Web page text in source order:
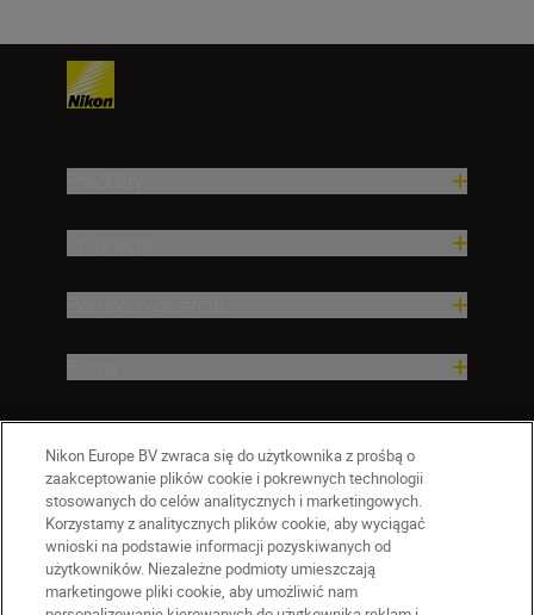
Nikon Europe BV zwraca się do użytkownika z prośbą o
zaakceptowanie plików cookie i pokrewnych technologii
stosowanych do celów analitycznych i marketingowych.
Korzystamy z analitycznych plików cookie, aby wyciągać
wnioski na podstawie informacji pozyskiwanych od
użytkowników. Niezależne podmioty umieszczają
marketingowe pliki cookie, aby umożliwić nam